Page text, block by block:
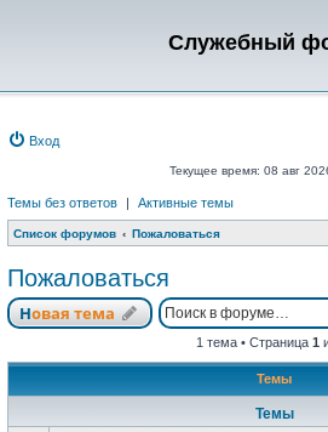
Служебный
Вход
Текущее время: 08 авг
Темы без ответов | Активные темы
Список форумов Пожаловаться
Пожаловаться
Новая тема
1 тема • Страница 1
Темы
Темы